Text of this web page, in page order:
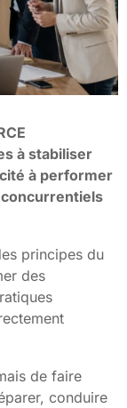
à stabiliser
à performer
principes du
des
de faire
conduire